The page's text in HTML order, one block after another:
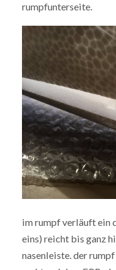
rumpfunterseite.
im rumpf verläuft ein
eins) reicht bis ganz
nasenleiste. der